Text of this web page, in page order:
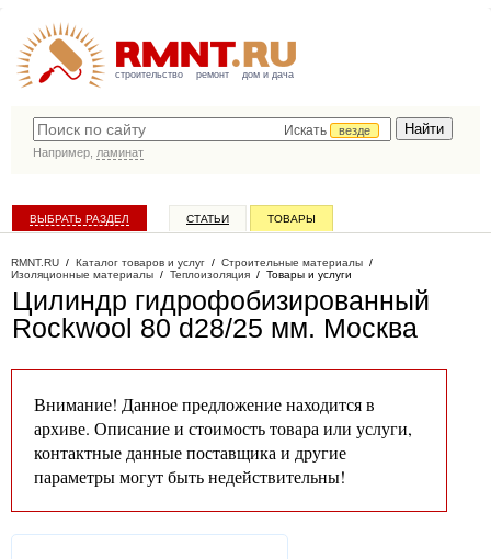
строительство ремонт дом и дача
Искать
везде
Например, ламинат
ВЫБРАТЬ РАЗДЕЛ СТАТЬИ ТОВАРЫ
RMNT.RU / Каталог товаров и услуг / Строительные материалы /
Изоляционные материалы / Теплоизоляция / Товары и услуги
Цилиндр гидрофобизированный
Rockwool 80 d28/25 мм. Москва
Внимание! Данное предложение находится в
архиве. Описание и стоимость товара или услуги,
контактные данные поставщика и другие
параметры могут быть недействительны!